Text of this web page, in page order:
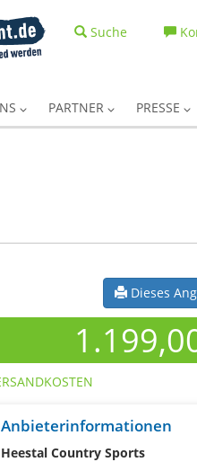
Suche
PARTNER PRESSE
Dieses
Anbieterinformationen
Heestal Country Sports